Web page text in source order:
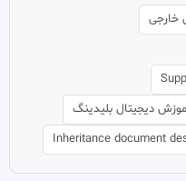
خارجی
دیجیتال بلیدینگ
Inheritance document